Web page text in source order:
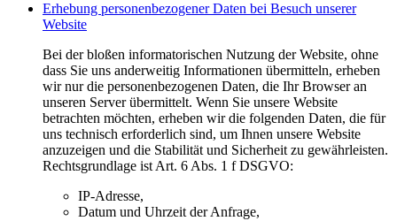
Erhebung personenbezogener Daten bei Besuch unserer
Website
Bei der bloßen informatorischen Nutzung der Website, ohne
dass Sie uns anderweitig Informationen übermitteln, erheben
wir nur die personenbezogenen Daten, die Ihr Browser an
unseren Server übermittelt. Wenn Sie unsere Website
betrachten möchten, erheben wir die folgenden Daten, die für
uns technisch erforderlich sind, um Ihnen unsere Website
anzuzeigen und die Stabilität und Sicherheit zu gewährleisten.
Rechtsgrundlage ist Art. 6 Abs. 1 f DSGVO:
IP-Adresse,
Datum und Uhrzeit der Anfrage,